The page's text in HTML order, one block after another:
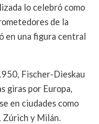
lo celebró como
de la
en una figura central
Fischer-Dieskau
giras por Europa,
en ciudades como
Zúrich y Milán.